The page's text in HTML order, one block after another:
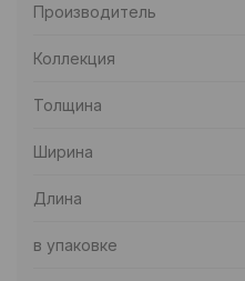
Производитель
Коллекция
Толщина
Ширина
Длина
в упаковке